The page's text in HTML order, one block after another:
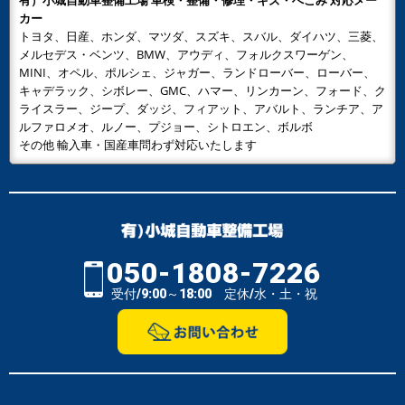
カー
トヨタ、日産、ホンダ、マツダ、スズキ、スバル、ダイハツ、三菱、
メルセデス・ベンツ、BMW、アウディ、フォルクスワーゲン、
MINI、オペル、ポルシェ、ジャガー、ランドローバー、ローバー、
キャデラック、シボレー、GMC、ハマー、リンカーン、フォード、ク
ライスラー、ジープ、ダッジ、フィアット、アバルト、ランチア、ア
ルファロメオ、ルノー、プジョー、シトロエン、ボルボ
その他 輸入車・国産車問わず対応いたします
050-1808-7226
受付/9:00～18:00 定休/水・土・祝